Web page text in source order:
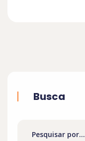
Busca